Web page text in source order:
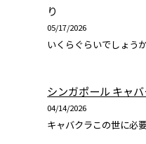
り
05/17/2026
いくらぐらいでしょうか
シンガポール キャ
04/14/2026
キャバクラこの世に必